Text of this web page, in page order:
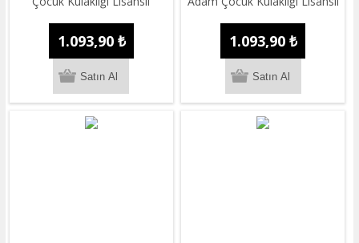
1.093,90 ₺ 1.093,90 ₺